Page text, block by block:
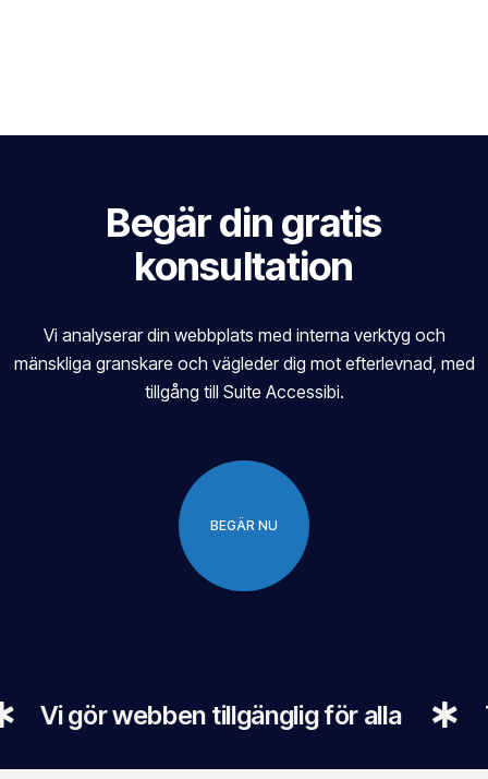
Begär din gratis
konsultation
Vi analyserar din webbplats med interna verktyg och
mänskliga granskare och vägleder dig mot efterlevnad, med
tillgång till Suite Accessibi.
BEGÄR NU
webben tillgänglig för alla